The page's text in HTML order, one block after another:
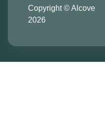
Copyright © Alcove
2026